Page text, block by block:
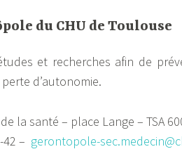
du CHU de Toulouse
et recherches afin de
d’autonomie.
la santé – place Lange – TSA
– gerontopole-